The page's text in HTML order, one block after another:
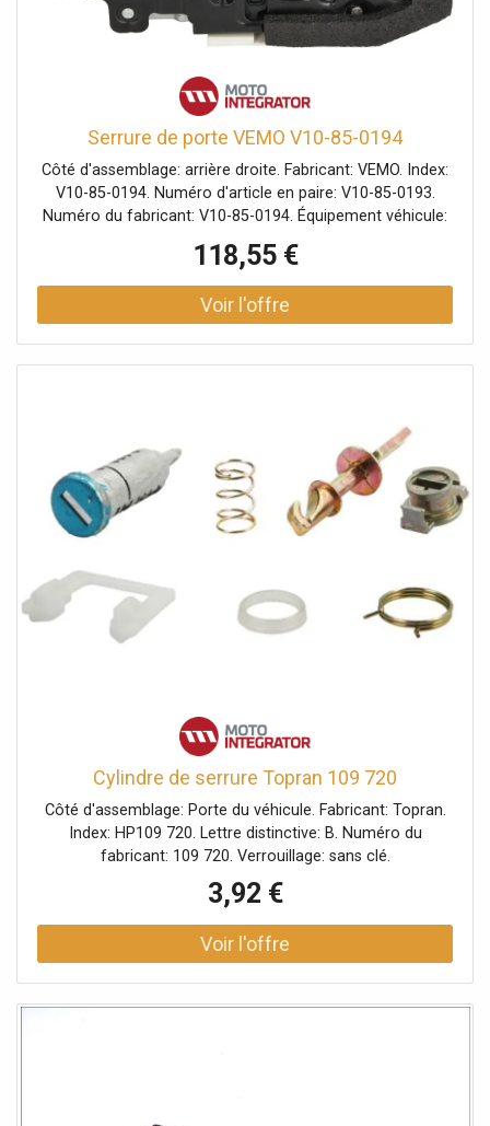
Serrure de porte VEMO V10-85-0194
Côté d'assemblage: arrière droite. Fabricant: VEMO. Index:
V10-85-0194. Numéro d'article en paire: V10-85-0193.
Numéro du fabricant: V10-85-0194. Équipement véhicule:
véhicules avec système sans clé/entrer/partir.
118,55 €
Cylindre de serrure Topran 109 720
Côté d'assemblage: Porte du véhicule. Fabricant: Topran.
Index: HP109 720. Lettre distinctive: B. Numéro du
fabricant: 109 720. Verrouillage: sans clé.
3,92 €